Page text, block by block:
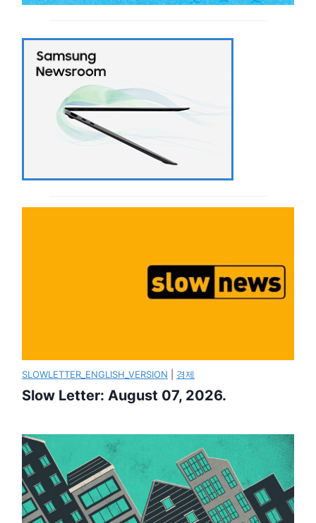
SLOWLETTER_ENGLISH_VERSION 경제
Slow Letter: August 07, 2026.